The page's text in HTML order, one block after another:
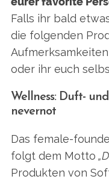
Falls ihr bald
die folgenden
oder ihr euch
Wellness: Duft-
nevernot
Das female-
folgt dem Motto
Produkten von